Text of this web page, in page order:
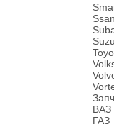
ВАЗ
ГАЗ